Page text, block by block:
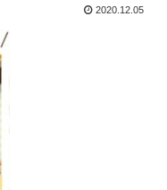
2020.12.05